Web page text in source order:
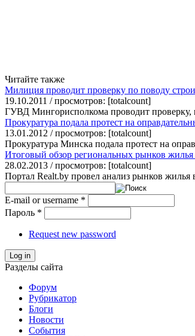
Читайте также
Милиция проводит проверку по поводу
19.10.2011 / просмотров: [totalcount]
ГУВД Мингорисполкома проводит проверку,
Прокуратура подала протест на
13.01.2012 / просмотров: [totalcount]
Прокуратура Минска подала протест на
Итоговый обзор региональных рынков жилья
28.02.2013 / просмотров: [totalcount]
Портал Realt.by провел анализ рынков
E-mail or username *
Пароль *
Request new password
Log in
Разделы сайта
Форум
Рубрикатор
Блоги
Новости
События